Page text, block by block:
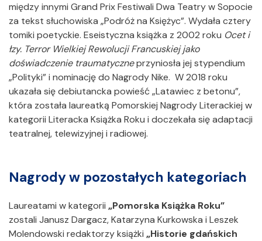
między innymi Grand Prix Festiwali Dwa Teatry w Sopocie
za tekst słuchowiska „Podróż na Księżyc”. Wydała cztery
tomiki poetyckie. Eseistyczna książka z 2002 roku Ocet i
łzy. Terror Wielkiej Rewolucji Francuskiej jako
doświadczenie traumatyczneprzyniosła jej stypendium
„Polityki” i nominację do Nagrody Nike. W 2018 roku
ukazała się debiutancka powieść „Latawiec z betonu”,
która została laureatką Pomorskiej Nagrody Literackiej w
kategorii Literacka Książka Roku i doczekała się adaptacji
teatralnej, telewizyjnej i radiowej.
Nagrody w pozostałych kategoriach
Laureatami w kategorii „Pomorska Książka Roku”
zostali Janusz Dargacz, Katarzyna Kurkowska i Leszek
Molendowski redaktorzy książki „Historie gdańskich